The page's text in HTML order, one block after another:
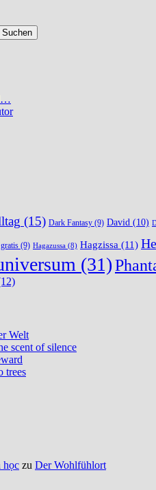
Suchen
(15) Dark Fantasy (9) David (10)
gratis (9) Hagazussa (8) Hagzissa (11)
(31)
Welt
scent of silence
trees
học zu Der Wohlfühlort